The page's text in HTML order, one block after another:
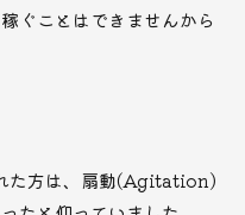
ぐことはできませんから
た方は、扇動(Agitation)